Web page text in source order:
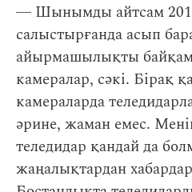
― Шынымды айтсам
салыстырғанда асып
айырмашылықты
камералар, сәкі. Бірақ
камераларда
әрине, жаман емес.
теледидар қандай да
жаңалықтардан